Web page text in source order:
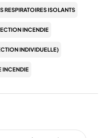
RESPIRATOIRES ISOLANTS
INCENDIE
INDIVIDUELLE)
INCENDIE